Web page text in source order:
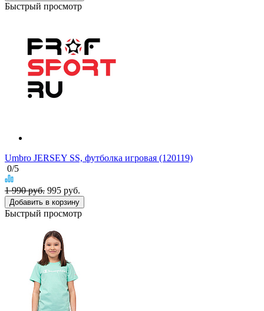
Быстрый просмотр
Umbro JERSEY SS, футболка игровая (120119)
0/5
1 990 руб. 995 руб.
Добавить в корзину
Быстрый просмотр